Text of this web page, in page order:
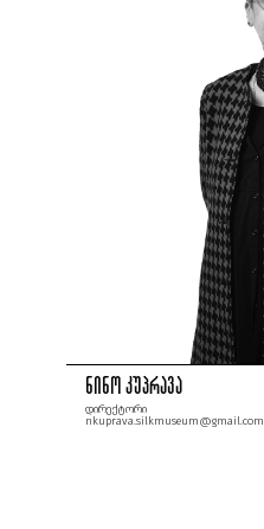
ნინო კუპრავა
დირექტორი
nkuprava.silkmuseum@gmail.com